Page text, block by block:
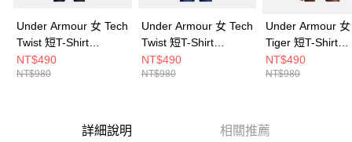
Under Armour 女 Tech
Twist 短T-Shirt
1384230-383
NT$490
NT$980
Under Armour 女 Tech
Twist 短T-Shirt
1384230-465
NT$490
NT$980
Under Armour
Tiger 短T-Shirt
1384222-686
NT$490
NT$980
詳細說明 相關推薦